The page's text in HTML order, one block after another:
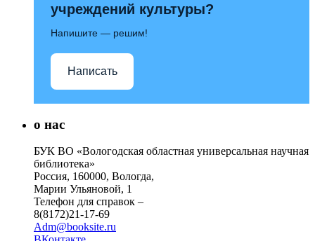
учреждений культуры?
Напишите — решим!
Написать
о нас
БУК ВО «Вологодская областная универсальная научная
библиотека»
Россия, 160000, Вологда,
Марии Ульяновой, 1
Телефон для справок –
8(8172)21-17-69
Adm@booksite.ru